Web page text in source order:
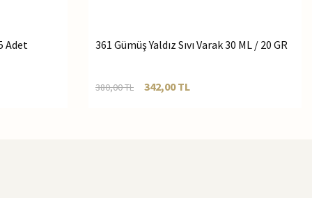
Adet 361 Gümüş Yaldız Sıvı Varak 30 ML / 20 GR
380,00TL 342,00TL